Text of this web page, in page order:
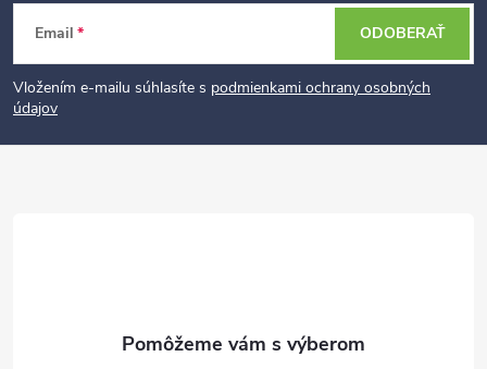
t
Email
Vložením e-mailu súhlasíte s podmienkami ochrany osobných
údajov
ODOBERAŤ